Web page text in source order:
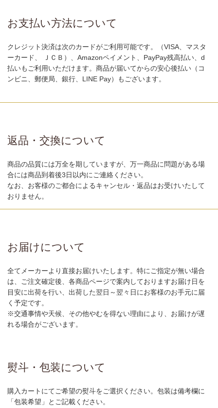
お支払い方法について
クレジット決済は次のカードがご利用可能です。（VISA、マスタ
ーカード、 ＪＣＢ）、Amazonペイメント、PayPay残高払い、d
払いもご利用いただけます。商品が届いてからの安心後払い（コ
ンビニ、郵便局、銀行、LINE Pay）もございます。
返品・交換について
商品の品質には万全を期していますが、万一商品に問題がある場
合には商品到着後3日以内にご連絡ください。
なお、お客様のご都合によるキャンセル・返品はお受けいたして
おりません。
お届けについて
全てメーカーより直接お届けいたします。特にご指定が無い場合
は、ご注文確定後、各商品ページで案内しておりますお届け日を
目安に出荷を行い、出荷した翌日～翌々日にお客様のお手元に届
く予定です。
※交通事情や天候、その他やむを得ない理由により、お届けが遅
れる場合がございます。
熨斗・包装について
購入カートにてご希望の熨斗をご選択ください。包装は備考欄に
「包装希望」とご記載ください。